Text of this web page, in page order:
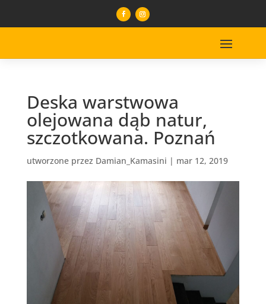
Deska warstwowa
olejowana dąb natur,
szczotkowana. Poznań
utworzone przez Damian_Kamasini | mar 12, 2019